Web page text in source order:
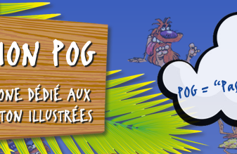
POG
DÉDIÉ AUX
ILLUSTRÉES
POG =